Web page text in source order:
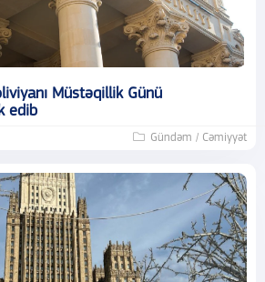
Müstəqillik Günü
edib
Gündəm / Cəmiyyət